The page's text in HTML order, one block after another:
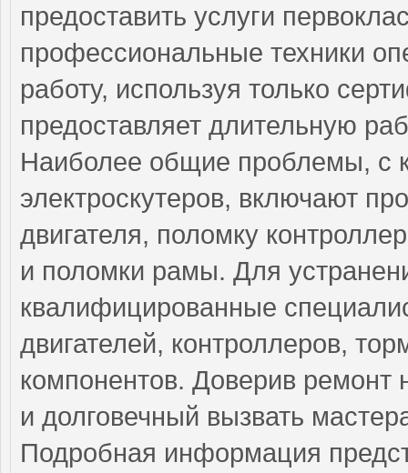
предоставить услуги
профессиональные техники
работу, используя только
предоставляет длительную
Наиболее общие проблемы, с
электроскутеров, включают
двигателя, поломку
и поломки рамы. Для
квалифицированные
двигателей, контроллеров,
компонентов. Доверив
и долговечный вызвать
Подробная информация